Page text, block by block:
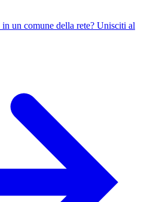
un comune della rete? Unisciti al